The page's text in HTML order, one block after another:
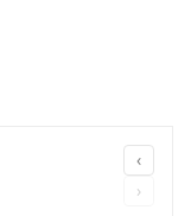
‹
›